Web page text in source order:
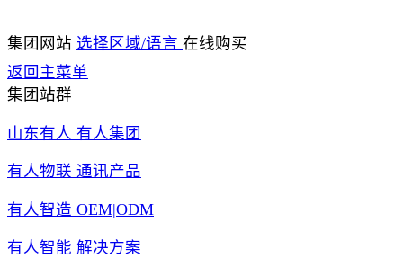
集团网站 选择区域/语言 在线购买
返回主菜单
集团站群
山东有人 有人集团
有人物联 通讯产品
有人智造 OEM|ODM
有人智能 解决方案